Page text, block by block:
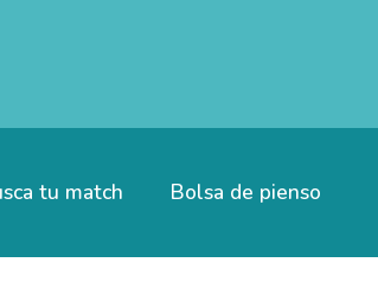
tu match Bolsa de pienso